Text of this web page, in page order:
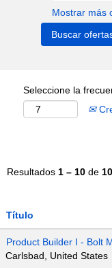
Mostrar más
Seleccione la
Resultados 1 – 10 de 10
Título
Product Builder I - Bolt
Carlsbad, United States